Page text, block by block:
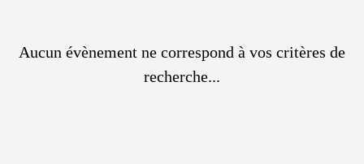
Aucun évènement ne correspond à vos critères de
recherche...